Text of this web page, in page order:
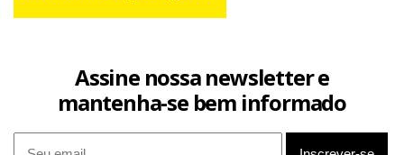
Assine nossa newsletter e
mantenha-se bem informado